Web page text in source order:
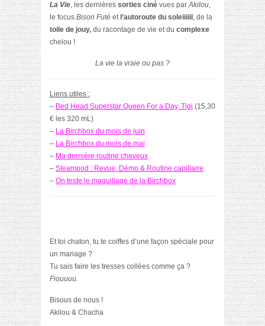
La Vie, les dernières sorties ciné vues parAkilou,
le focus Bison Futé et l’autoroute du soleiiiiil , de la
toile de jouy, du racontage de vie et du complexe
chelou !
La vie la vraie ou pas ?
Liens utiles :
– Bed Head Superstar Queen For a Day, Tigi (15,30
€ les 320 mL)
– La Birchbox du mois de juin
– La Birchbox du mois de mai
– Ma dernière routine cheveux
– Steampod : Revue, Démo & Routine capillaire
– On teste le maquillage de la Birchbox
Et toi chaton, tu te coiffes d’une façon spéciale pour
un mariage ?
Tu sais faire les tresses collées comme ça ?
Fiouuuu.
Bisous de nous !
Akilou & Chacha